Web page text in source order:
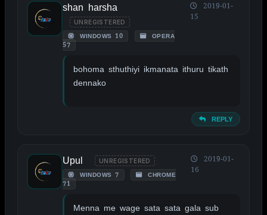
shan harsha
UNREGISTERED
WINDOWS 10
OPERA
57
2019-01-
15
bohoma sthuthiyi ikmanata ithuru tikath
dennako
REPLY
Upul UNREGISTERED
WINDOWS 7
CHROME
71
2019-01-
16
Menna me wage sata sata gala sub